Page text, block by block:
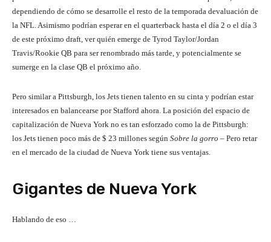
dependiendo de cómo se desarrolle el resto de la temporada devaluación de
la NFL. Asimismo podrían esperar en el quarterback hasta el día 2 o el día 3
de este próximo draft, ver quién emerge de Tyrod Taylor/Jordan
Travis/Rookie QB para ser renombrado más tarde, y potencialmente se
sumerge en la clase QB el próximo año.
Pero similar a Pittsburgh, los Jets tienen talento en su cinta y podrían estar
interesados ​​en balancearse por Stafford ahora. La posición del espacio de
capitalización de Nueva York no es tan esforzado como la de Pittsburgh:
los Jets tienen poco más de $ 23 millones según Sobre la gorro – Pero retar
en el mercado de la ciudad de Nueva York tiene sus ventajas.
Gigantes de Nueva York
Hablando de eso …